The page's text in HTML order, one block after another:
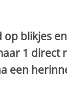
blikjes
1
een